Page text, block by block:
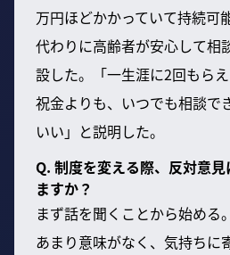
万円ほどかかっていて持続可
代わりに高齢者が安心して相
設した。「一生涯に2回もら
祝金よりも、いつでも相談で
いい」と説明した。
Q. 制度を変える際、反対意
ますか？
まず話を聞くことから始める
あまり意味がなく、気持ちに